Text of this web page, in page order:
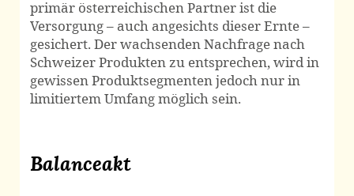
primär österreichischen Partner ist die
Versorgung – auch angesichts dieser Ernte –
gesichert. Der wachsenden Nachfrage nach
Schweizer Produkten zu entsprechen, wird in
gewissen Produkt­segmenten jedoch nur in
limitiertem Umfang möglich sein.
Balanceakt